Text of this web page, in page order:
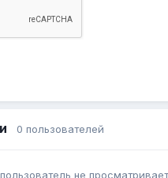
0 пользователей
не